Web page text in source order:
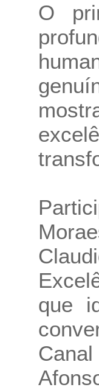
O
que